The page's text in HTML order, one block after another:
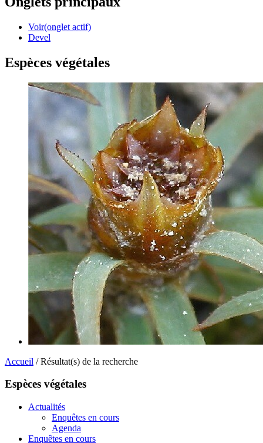
Voir(onglet actif)
Devel
Espèces végétales
Accueil / Résultat(s) de la recherche
Espèces végétales
Actualités
Enquêtes en cours
Agenda
Enquêtes en cours